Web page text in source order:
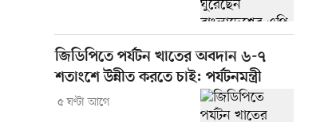
জিডিপিতে পর্যটন খাতের অবদান ৬-৭
শতাংশে উন্নীত করতে চাই: পর্যটনমন্ত্রী
৫ ঘণ্টা আগে